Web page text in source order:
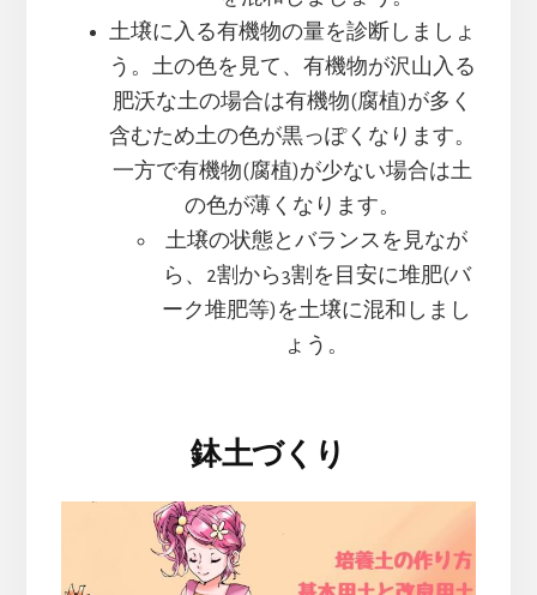
土壌に入る有機物の量を診断しましょ
う。土の色を見て、有機物が沢山入る
肥沃な土の場合は有機物(腐植)が多く
含むため土の色が黒っぽくなります。
一方で有機物(腐植)が少ない場合は土
の色が薄くなります。
土壌の状態とバランスを見なが
ら、2割から3割を目安に堆肥(バ
ーク堆肥等)を土壌に混和しまし
ょう。
鉢土づくり